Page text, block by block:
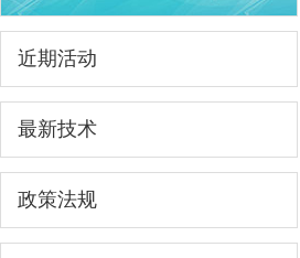
近期活动
最新技术
政策法规